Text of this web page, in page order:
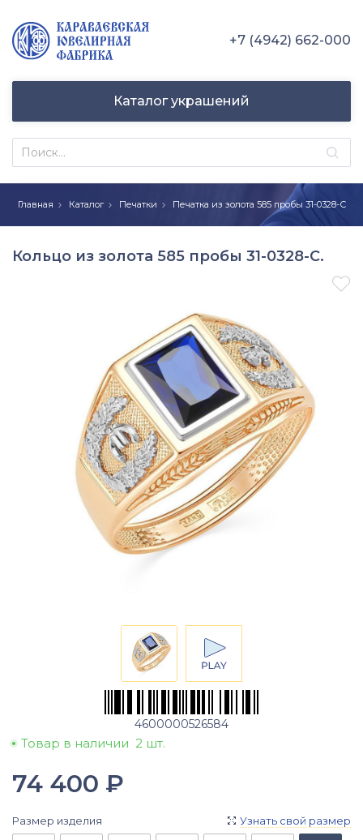
+7 (4942) 662-000
Каталог украшений
Главная Каталог Печатки Печатка из золота 585 пробы 31-0328-С
Кольцо из золота 585 пробы 31-0328-С.

4600000526584
Товар в наличии 2 шт.
74 400 ₽
Размер изделия  Узнать свой размер